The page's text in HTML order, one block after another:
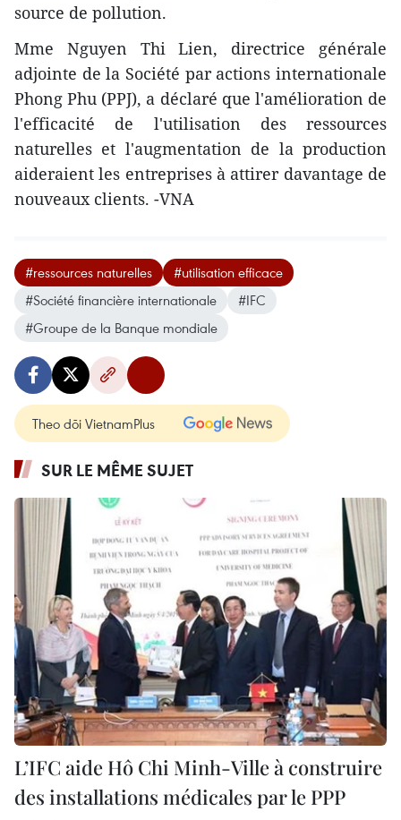
source de pollution.
Mme Nguyen Thi Lien, directrice générale
adjointe de la Société par actions internationale
Phong Phu (PPJ), a déclaré que l'amélioration de
l'efficacité de l'utilisation des ressources
naturelles et l'augmentation de la production
aideraient les entreprises à attirer davantage de
nouveaux clients. -VNA
#ressources naturelles
#utilisation efficace
#Société financière internationale
#IFC
#Groupe de la Banque mondiale
Theo dõi VietnamPlus
SUR LE MÊME SUJET
L’IFC aide Hô Chi Minh-Ville à construire
des installations médicales par le PPP